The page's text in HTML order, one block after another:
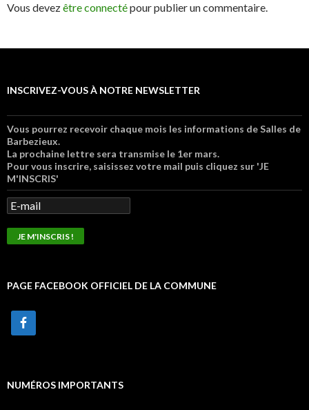
Vous devezêtre connectépour publier un commentaire.
INSCRIVEZ-VOUS À NOTRE NEWSLETTER
Vous pourrez recevoir chaque mois les informations de Salles de
Barbezieux.
La prochaine lettre sera transmise le 1er mars.
Pour vous inscrire, saisissez votre mail puis cliquez sur 'JE
M'INSCRIS'
PAGE FACEBOOK OFFICIEL DE LA COMMUNE
NUMÉROS IMPORTANTS